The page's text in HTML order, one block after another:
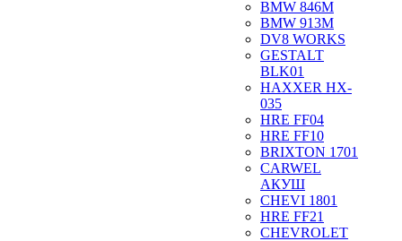
BMW 846M
BMW 913M
DV8 WORKS
GESTALT
BLK01
HAXXER HX-
035
HRE FF04
HRE FF10
BRIXTON 1701
CARWEL
АКУШ
CHEVI 1801
HRE FF21
CHEVROLET